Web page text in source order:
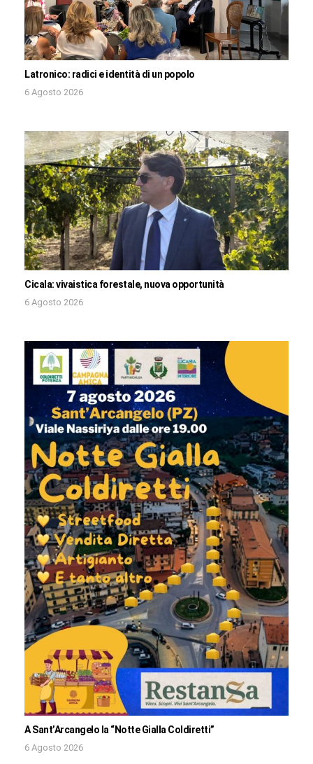
Latronico: radici e identità di un popolo
6 Agosto 2026
Cicala: vivaistica forestale, nuova opportunità
6 Agosto 2026
A Sant’Arcangelo la “Notte Gialla Coldiretti”
6 Agosto 2026